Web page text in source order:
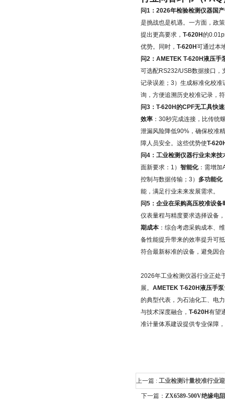
问1：2026年检验检测仪器国
是挑战也是机遇。一方面，政
提出更高要求， T-620H的
优势。同时， T-620H可通过本
问2：AMETEK T-620H液压手
可选配RS232/USB数据接口，
记录误差；3）生成标准化校
询，方便追溯历史校准记录，
问3：T-620H的CPF无工具快
效率 ：30秒完成连接，比传统
泄漏风险降低90%，确保校准
障人员安全。这些优势使T-
问4：工业检测仪器行业未来
面新要求：1） 智能化 ：需增
控制与数据传输；3） 多功能化
能，满足行业未来发展需求。
问5：企业在采购高压校准设
仪表量程与精度要求选择设备
期成本 ：综合考虑采购成本、
备性能提升带来的效率提升可
符合最新标准的设备，避免因
2026年工业检测仪器行业正处
展。 AMETEK T-620H液压手泵
的典型代表，为石油化工、电
与技术深度融合， T-620H有望
准计量体系建设提供专业保障
上一篇 : 工业检测计量校准行业
下一篇： ZX6589-500V绝缘电